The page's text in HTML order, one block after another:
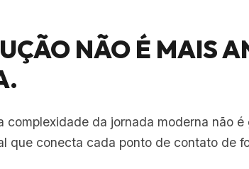
NÃO É MAIS
complexidade da jornada moderna não
que conecta cada ponto de contato de